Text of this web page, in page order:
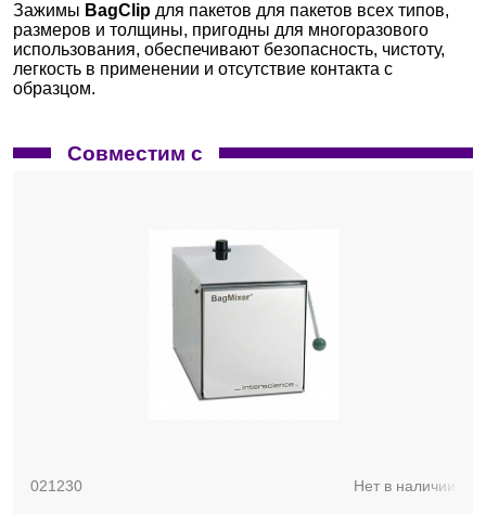
Зажимы BagClip для пакетов для пакетов всех типов,
размеров и толщины, пригодны для многоразового
использования, обеспечивают безопасность, чистоту,
легкость в применении и отсутствие контакта с
образцом.
Совместим с
021230 Нет в наличии